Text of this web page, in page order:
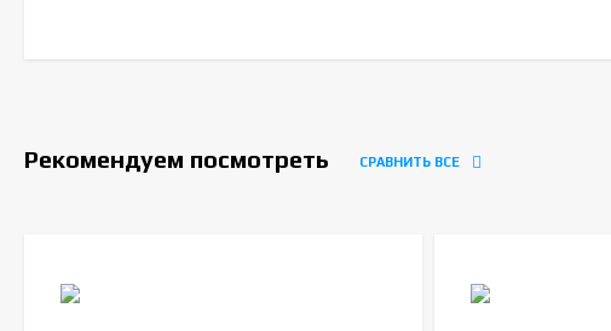
Рекомендуем посмотреть СРАВНИТЬ ВСЕ